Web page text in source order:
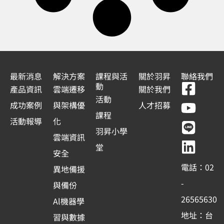
最新消息
產品資訊
成功案例
活動報導
解決方案
雲端遷移
與架構優
化
雲端資訊
安全
異地備援
與備份
Al機器學
習與數據
課程與活
動
活動
課程
羽昇小學
堂
關於羽昇
關於我們
人才招募
聯絡我們
F
a
c
e
b
o
o
k
-
Y
o
u
t
u
b
e
L
i
n
e
L
i
n
k
e
d
i
n
電話：02
-
26565630
地址：台